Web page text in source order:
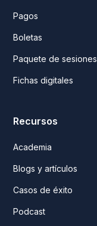
Pagos
Boletas
Paquete de sesiones
Fichas digitales
Recursos
Academia
Blogs y artículos
Casos de éxito
Podcast